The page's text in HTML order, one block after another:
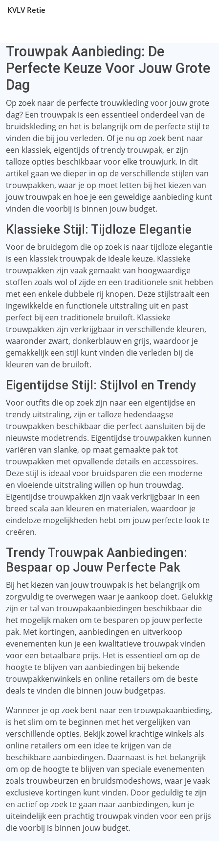
KVLV Retie
Trouwpak Aanbieding: De
Perfecte Keuze Voor Jouw Grote
Dag
Op zoek naar de perfecte trouwkleding voor jouw grote
dag? Een trouwpak is een essentieel onderdeel van de
bruidskleding en het is belangrijk om de perfecte stijl te
vinden die bij jou verleden. Of je nu op zoek bent naar
een klassiek, eigentijds of trendy trouwpak, er zijn
talloze opties beschikbaar voor elke trouwjurk. In dit
artikel gaan we dieper in op de verschillende stijlen van
trouwpakken, waar je op moet letten bij het kiezen van
jouw trouwpak en hoe je een geweldige aanbieding kunt
vinden die voorbij is binnen jouw budget.
Klassieke Stijl: Tijdloze Elegantie
Voor de bruidegom die op zoek is naar tijdloze elegantie
is een klassiek trouwpak de ideale keuze. Klassieke
trouwpakken zijn vaak gemaakt van hoogwaardige
stoffen zoals wol of zijde en een traditionele snit hebben
met een enkele dubbele rij knopen. Deze stijlstraalt een
ingewikkelde en functionele uitstraling uit en past
perfect bij een traditionele bruiloft. Klassieke
trouwpakken zijn verkrijgbaar in verschillende kleuren,
waaronder zwart, donkerblauw en grijs, waardoor je
gemakkelijk een stijl kunt vinden die verleden bij de
kleuren van de bruiloft.
Eigentijdse Stijl: Stijlvol en Trendy
Voor outfits die op zoek zijn naar een eigentijdse en
trendy uitstraling, zijn er talloze hedendaagse
trouwpakken beschikbaar die perfect aansluiten bij de
nieuwste modetrends. Eigentijdse trouwpakken kunnen
variëren van slanke, op maat gemaakte pak tot
trouwpakken met opvallende details en accessoires.
Deze stijl is ideaal voor bruidsparen die een moderne
en vloeiende uitstraling willen op hun trouwdag.
Eigentijdse trouwpakken zijn vaak verkrijgbaar in een
breed scala aan kleuren en materialen, waardoor je
eindeloze mogelijkheden hebt om jouw perfecte look te
creëren.
Trendy Trouwpak Aanbiedingen:
Bespaar op Jouw Perfecte Pak
Bij het kiezen van jouw trouwpak is het belangrijk om
zorgvuldig te overwegen waar je aankoop doet. Gelukkig
zijn er tal van trouwpakaanbiedingen beschikbaar die
het mogelijk maken om te besparen op jouw perfecte
pak. Met kortingen, aanbiedingen en uitverkoop
evenementen kun je een kwalitatieve trouwpak vinden
voor een betaalbare prijs. Het is essentieel om op de
hoogte te blijven van aanbiedingen bij bekende
trouwpakkenwinkels en online retailers om de beste
deals te vinden die binnen jouw budgetpas.
Wanneer je op zoek bent naar een trouwpakaanbieding,
is het slim om te beginnen met het vergelijken van
verschillende opties. Bekijk zowel krachtige winkels als
online retailers om een ​​idee te krijgen van de
beschikbare aanbiedingen. Daarnaast is het belangrijk
om op de hoogte te blijven van speciale evenementen
zoals trouwbeurzen en bruidsmodeshows, waar je vaak
exclusieve kortingen kunt vinden. Door geduldig te zijn
en actief op zoek te gaan naar aanbiedingen, kun je
uiteindelijk een prachtig trouwpak vinden voor een prijs
die voorbij is binnen jouw budget.